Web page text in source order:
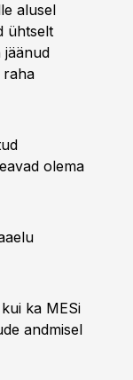
alusel
ühtselt
jäänud
raha
olema
ka MESi
andmisel